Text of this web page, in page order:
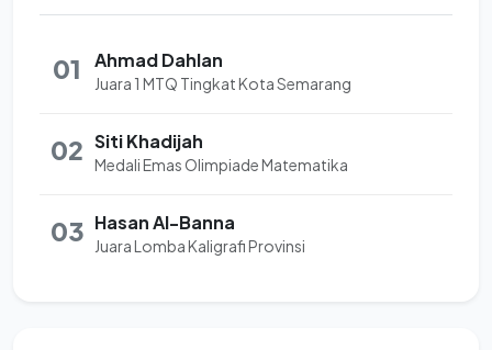
01 Ahmad Dahlan
Juara 1 MTQ Tingkat Kota Semarang
02 Siti Khadijah
Medali Emas Olimpiade Matematika
03 Hasan Al-Banna
Juara Lomba Kaligrafi Provinsi